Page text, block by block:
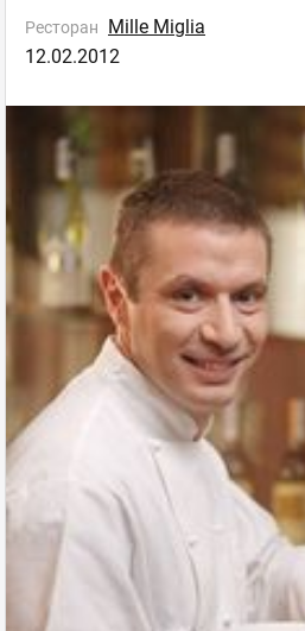
Ресторан
Mille Miglia
12.02.2012